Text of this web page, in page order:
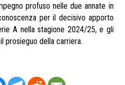
profuso nelle due annate in
per il decisivo apporto
A nella stagione 2024/25, e gli
prosieguo della carriera.